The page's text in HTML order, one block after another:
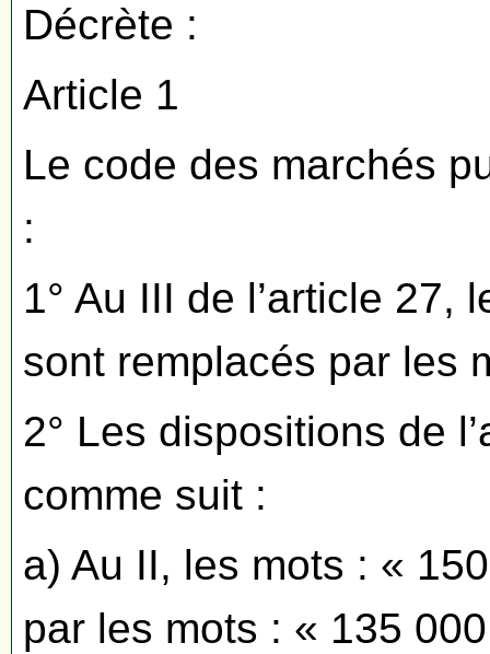
Décrète :
Article 1
Le code des marchés
:
1° Au III de l’article 27,
sont remplacés par les
2° Les dispositions de
comme suit :
a) Au II, les mots : «
par les mots : « 135